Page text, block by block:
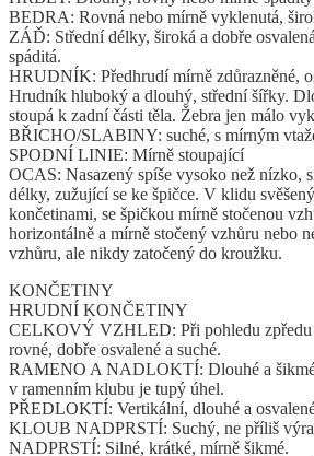
BEDRA: Rovná nebo mírně vyklenutá,
ZÁĎ: Střední délky, široká a dobře
spáditá.
HRUDNÍK: Předhrudí mírně zdůrazněné,
Hrudník hluboký a dlouhý, střední šířky.
stoupá k zadní části těla. Žebra jen málo
BŘICHO/SLABINY: suché, s mírným
SPODNÍ LINIE: Mírně stoupající
OCAS: Nasazený spíše vysoko než nízko,
délky, zužující se ke špičce. V klidu
končetinami, se špičkou mírně stočenou
horizontálně a mírně stočený vzhůru nebo
vzhůru, ale nikdy zatočený do kroužku.
KONČETINY
HRUDNÍ KONČETINY
CELKOVÝ VZHLED: Při pohledu zpředu
rovné, dobře osvalené a suché.
RAMENO A NADLOKTÍ: Dlouhé a
v ramenním klubu je tupý úhel.
PŘEDLOKTÍ: Vertikální, dlouhé a
KLOUB NADPRSTÍ: Suchý, ne příliš
NADPRSTÍ: Silné, krátké, mírně šikmé.